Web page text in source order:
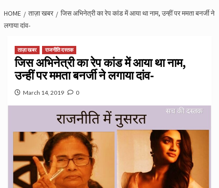
HOME ताज़ा खबर
जिस अभिनेत्री का रेप कांड में आया था नाम, उन्हीं पर ममता बनर्जी ने
लगाया दांव-
ताज़ा खबर राजनीति दस्तक
जिस अभिनेत्री का रेप कांड में आया था नाम,
उन्हीं पर ममता बनर्जी ने लगाया दांव-
March 14, 2019 0